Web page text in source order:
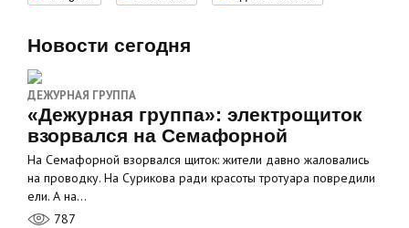
Новости сегодня
ДЕЖУРНАЯ ГРУППА
«Дежурная группа»: электрощиток
взорвался на Семафорной
На Семафорной взорвался щиток: жители давно жаловались
на проводку. На Сурикова ради красоты тротуара повредили
ели. А на…
787